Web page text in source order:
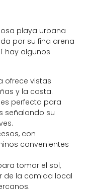
playa urbana
por su fina arena
hay algunos
ofrece vistas
y la costa.
perfecta para
señalando su
con
convenientes
tomar el sol,
de la comida local